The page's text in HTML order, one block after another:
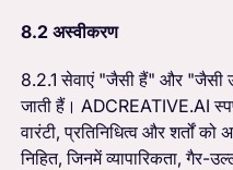
8.2 अस्वीकरण
8.2.1 सेवाएं "जैसी हैं" और "जैसी
जाती हैं। ADCREATIVE.AI
वारंटी, प्रतिनिधित्व और शर्तों को
निहित, जिनमें व्यापारिकता, गैर-